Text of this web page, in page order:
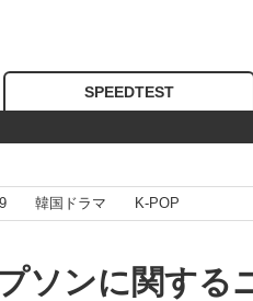
SPEEDTEST
韓国ドラマ K-POP
ソンに関する